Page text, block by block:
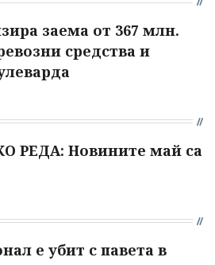
заема от 367 млн.
средства и
РЕДА: Новините май са
е убит с павета в